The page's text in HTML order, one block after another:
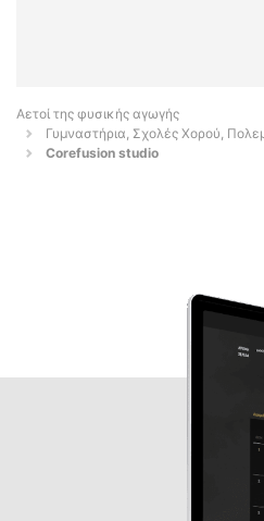
Αετοί της φυσικής αγωγής
Γυμναστήρια, Σχολές Χορού,
Corefusion studio